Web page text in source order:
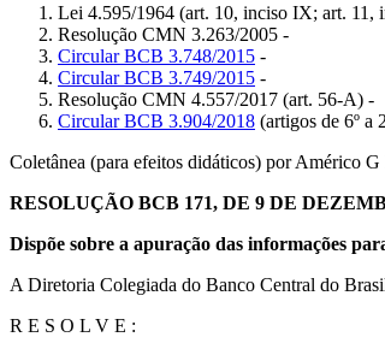
Lei 4.595/1964 (art. 10, inciso IX; art. 11,
Resolução CMN 3.263/2005 -
Circular BCB 3.748/2015 -
Circular BCB 3.749/2015 -
Resolução CMN 4.557/2017 (art. 56-A) -
Circular BCB 3.904/2018 (artigos de 6º a
Coletânea (para efeitos didáticos) por Américo
RESOLUÇÃO BCB 171, DE 9 DE
Dispõe sobre a apuração das informações
A Diretoria Colegiada do Banco Central do
R E S O L V E :